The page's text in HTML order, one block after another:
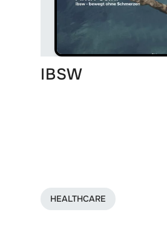
IBSW
HEALTHCARE